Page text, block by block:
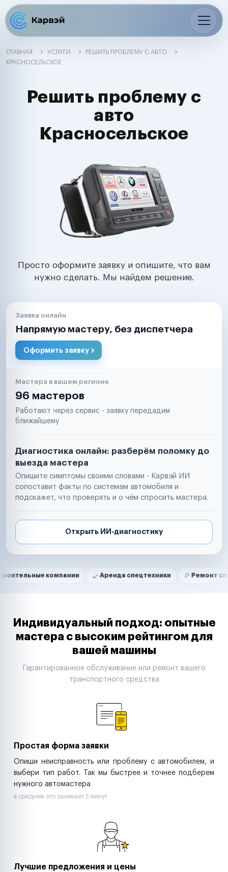
ГЛАВНАЯ УСЛУГИ
РЕШИТЬ ПРОБЛЕМУ С АВТО
КРАСНОСЕЛЬСКОЕ
Решить проблему с
авто
Красносельское
Просто оформите заявку и опишите, что вам
нужно сделать. Мы найдем решение.
Заявка онлайн
Напрямую мастеру, без диспетчера
Оформить заявку
Мастера в вашем регионе
96 мастеров
Работают через сервис - заявку передадим
ближайшему
Диагностика онлайн: разберём поломку до
выезда мастера
Опишите симптомы своими словами - Карвэй ИИ
сопоставит факты по системам автомобиля и
подскажет, что проверять и о чём спросить мастера.
Открыть ИИ-диагностику
Нам доверяют
компании Аренда спецтехники Ремонт спецтехники
Маркетплейсы
Таксопарки
Автодилеры
Строительные компании
Аренда спецтехники
Индивидуальный подход: опытные
мастера с высоким рейтингом для
вашей машины
Гарантированное обслуживание или ремонт вашего
транспортного средства
Простая форма заявки
Опиши неисправность или проблему с автомобилем, и
выбери тип работ. Так мы быстрее и точнее подберем
нужного автомастера
в среднем это занимает 5 минут
Лучшие предложения и цены